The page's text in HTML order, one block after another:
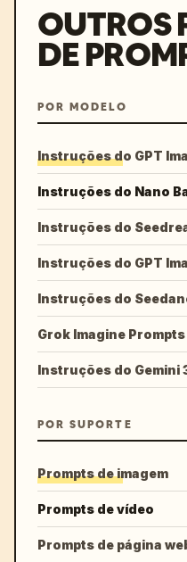
OUTROS
DE
POR MODELO
Instruções do GPT
Instruções do Nano
Instruções do
Instruções do GPT
Instruções do
Grok Imagine Prompts
Instruções do Gemini
POR SUPORTE
Prompts de imagem
Prompts de vídeo
Prompts de página